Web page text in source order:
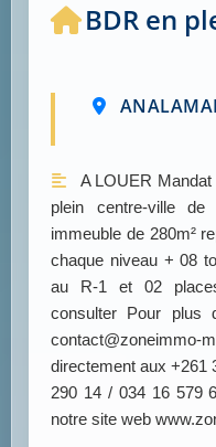
BDR en
A LOUER
plein centre-ville
immeuble de 280m²
chaque niveau + 08
au R-1 et 02
consulter Pour plus
directement aux +261
290 14 / 034 16 579
notre site web